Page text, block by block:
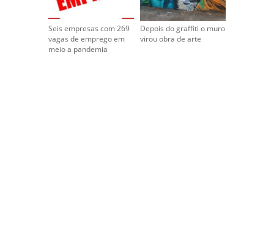
Seis empresas com 269
vagas de emprego em
meio a pandemia
Depois do graffiti o muro
virou obra de arte